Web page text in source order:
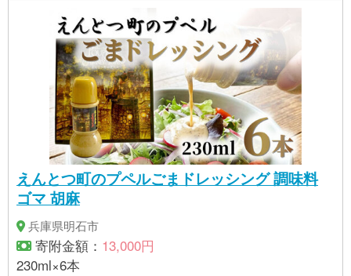
直射日光を避け、常温にて保存してください。 開封
後は冷蔵庫で保存し、お早めにご使用ください。 ■賞
味期限 製造日より180日（未開封） ■アレルギー 小
麦・落花生（ピーナッツ）・えび・豚肉・大豆 石渡
商店 宮城県 気仙沼市 20563400
えんとつ町のプペルごまドレッシング 調味料
ゴマ 胡麻
兵庫県明石市
寄附金額： 13,000円
230ml×6本